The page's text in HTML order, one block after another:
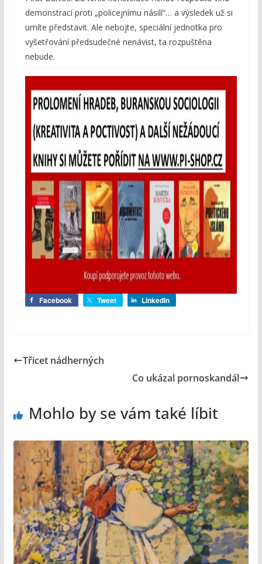
demonstrací proti „policejnímu násilí“… a výsledek už si
umíte představit. Ale nebojte, speciální jednotka pro
vyšetřování předsudečné nenávist, ta rozpuštěna
nebude.
Facebook Tweet LinkedIn
Třicet nádherných
Co ukázal pornoskandál
Mohlo by se vám také líbit